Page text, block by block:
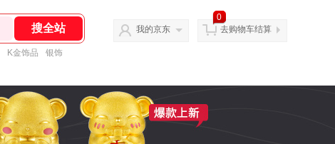
K金饰品 银饰
我的京东
0
去购物车结算